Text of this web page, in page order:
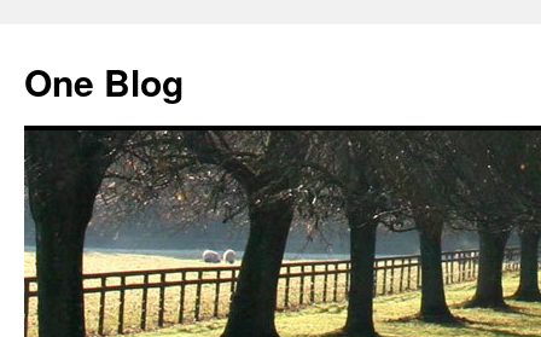
正
文
One Blog